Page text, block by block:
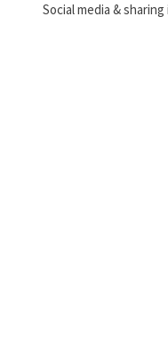
Social media &